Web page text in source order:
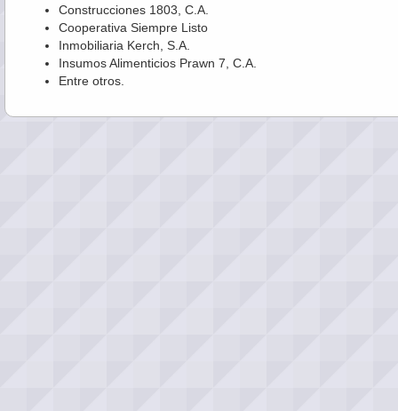
Construcciones 1803, C.A.
Cooperativa Siempre Listo
Inmobiliaria Kerch, S.A.
Insumos Alimenticios Prawn 7, C.A.
Entre otros.